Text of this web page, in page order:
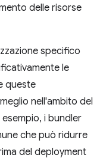
delle risorse
specifico
le
queste
nell'ambito del
i bundler
che può ridurre
del deployment